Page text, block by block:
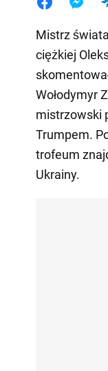
Mistrz
ciężkiej
Wołodymyr
mistrzowski
Trumpem.
trofeum
Ukrainy.